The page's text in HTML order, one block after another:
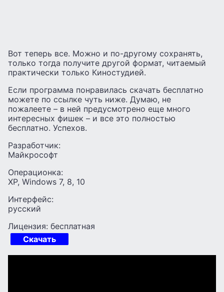
Вот теперь все. Можно и по-другому сохранять,
только тогда получите другой формат, читаемый
практически только Киностудией.
Если программа понравилась скачать бесплатно
можете по ссылке чуть ниже. Думаю, не
пожалеете – в ней предусмотрено еще много
интересных фишек – и все это полностью
бесплатно. Успехов.
Разработчик:
Майкрософт
Операционка:
XP, Windows 7, 8, 10
Интерфейс:
русский
Лицензия: бесплатная
Скачать